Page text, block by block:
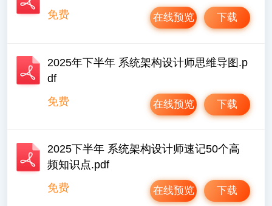
免费
下载
在线预览
2025年下半年 系统架构设计师思维导图.p
df
免费
下载
在线预览
2025下半年 系统架构设计师速记50个高
频知识点.pdf
免费
下载
在线预览